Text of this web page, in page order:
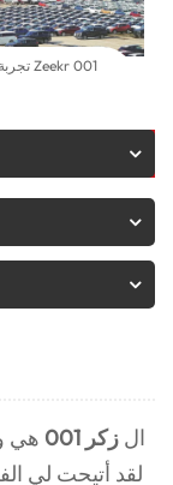
تجربة اختبار القيادة Zeekr 001
ال زكر 001 هي